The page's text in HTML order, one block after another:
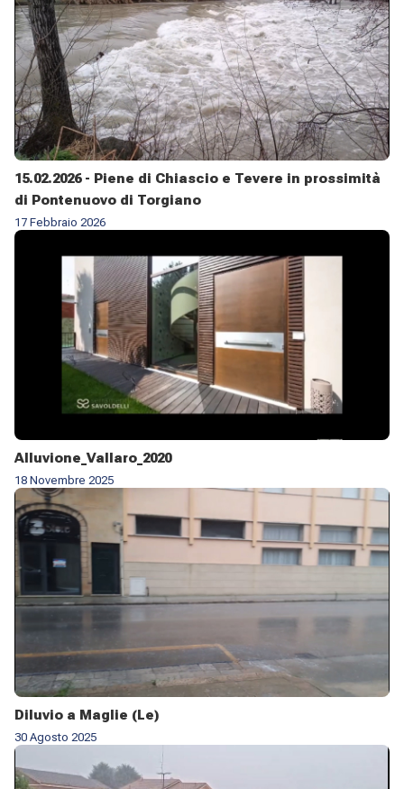
15.02.2026 - Piene di Chiascio e Tevere in prossimità
di Pontenuovo di Torgiano
17 Febbraio 2026
Alluvione_Vallaro_2020
18 Novembre 2025
Diluvio a Maglie (Le)
30 Agosto 2025